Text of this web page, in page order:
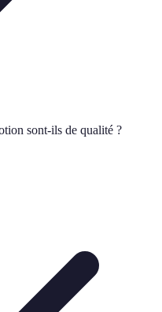
sont-ils de qualité ?